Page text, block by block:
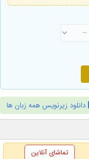
دانلود زیرنویس همه زبان ها
تماشای آنلاین